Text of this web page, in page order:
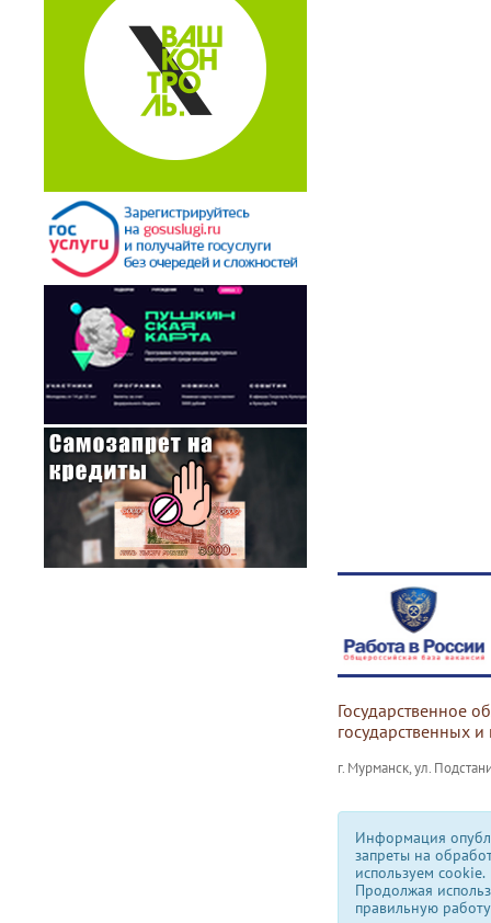
Государственное
государственных
г. Мурманск, ул.
Информация
запреты на
используем сookie.
Продолжая
правильную